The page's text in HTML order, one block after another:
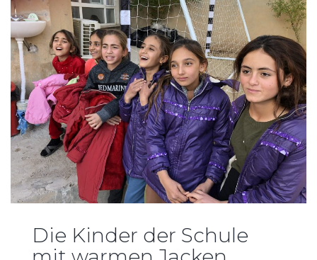
Die Kinder der Schule